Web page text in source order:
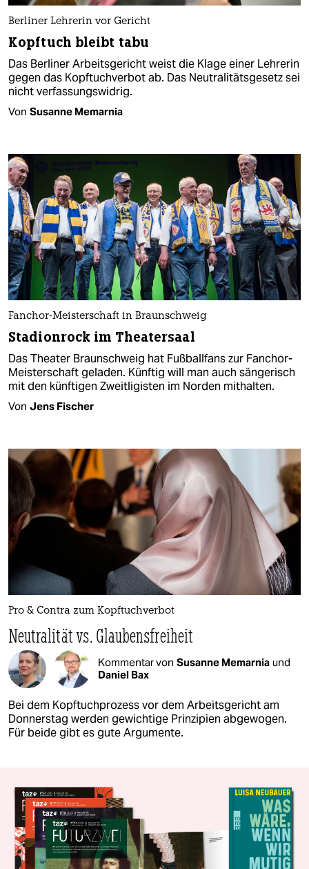
Berliner Lehrerin vor Gericht
Kopftuch bleibt tabu
Das Berliner Arbeitsgericht weist die Klage einer Lehrerin
gegen das Kopftuchverbot ab. Das Neutralitätsgesetz sei
nicht verfassungswidrig.
Von Susanne Memarnia
Fanchor-Meisterschaft in Braunschweig
Stadionrock im Theatersaal
Das Theater Braunschweig hat Fußballfans zur Fanchor-
Meisterschaft geladen. Künftig will man auch sängerisch
mit den künftigen Zweitligisten im Norden mithalten.
Von Jens Fischer
Pro & Contra zum Kopftuchverbot
Neutralität vs. Glaubensfreiheit
Kommentar von Susanne Memarnia und
Daniel Bax
Bei dem Kopftuchprozess vor dem Arbeitsgericht am
Donnerstag werden gewichtige Prinzipien abgewogen.
Für beide gibt es gute Argumente.